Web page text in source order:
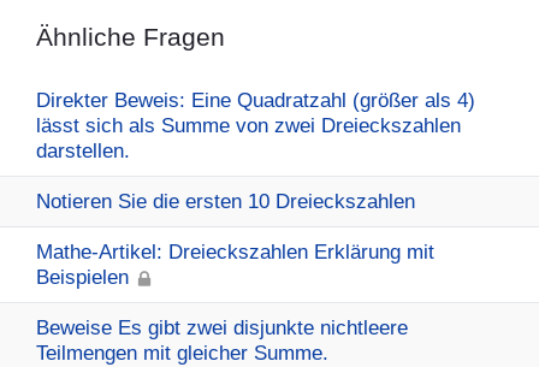
Ähnliche Fragen
Direkter Beweis: Eine Quadratzahl (größer als 4)
lässt sich als Summe von zwei Dreieckszahlen
darstellen.
Notieren Sie die ersten 10 Dreieckszahlen
Mathe-Artikel: Dreieckszahlen Erklärung mit
Beispielen
Beweise Es gibt zwei disjunkte nichtleere
Teilmengen mit gleicher Summe.